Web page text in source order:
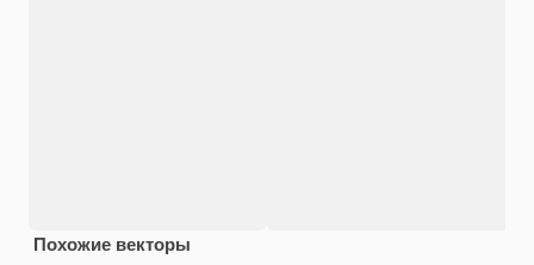
Похожие векторы